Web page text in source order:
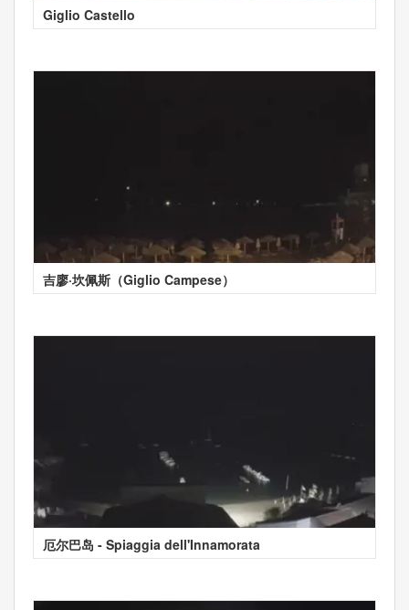
Giglio Castello
吉廖·坎佩斯（Giglio Campese）
厄尔巴岛 - Spiaggia dell'Innamorata